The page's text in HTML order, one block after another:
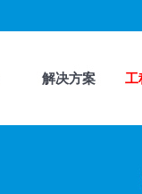
解决方案 工